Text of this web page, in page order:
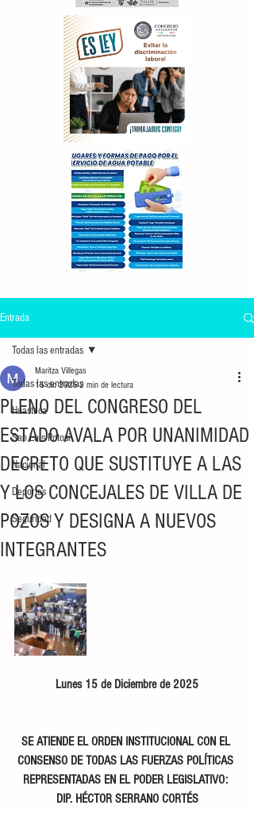
Entrada
Todas las entradas
Huasteca
San Luis Potosí
Nacional
Deportes
Seguridad
Todas las entradas
PLENO DEL CONGRESO DEL
ESTADO AVALA POR UNANIMIDAD
DECRETO QUE SUSTITUYE A LAS
Y LOS CONCEJALES DE VILLA DE
POZOS Y DESIGNA A NUEVOS
INTEGRANTES
Maritza Villegas
15 dic 20252 min de lectura
Lunes 15 de Diciembre de 2025
SE ATIENDE EL ORDEN INSTITUCIONAL CON EL
CONSENSO DE TODAS LAS FUERZAS POLÍTICAS
REPRESENTADAS EN EL PODER LEGISLATIVO:
DIP. HÉCTOR SERRANO CORTÉS